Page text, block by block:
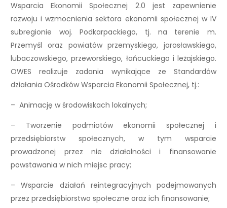
Wsparcia Ekonomii Społecznej 2.0 jest zapewnienie
rozwoju i wzmocnienia sektora ekonomii społecznej w IV
subregionie woj. Podkarpackiego, tj. na terenie m.
Przemyśl oraz powiatów przemyskiego, jarosławskiego,
lubaczowskiego, przeworskiego, łańcuckiego i leżajskiego.
OWES realizuje zadania wynikające ze Standardów
działania Ośrodków Wsparcia Ekonomii Społecznej, tj.:
– Animację w środowiskach lokalnych;
– Tworzenie podmiotów ekonomii społecznej i
przedsiębiorstw społecznych, w tym wsparcie
prowadzonej przez nie działalności i finansowanie
powstawania w nich miejsc pracy;
– Wsparcie działań reintegracyjnych podejmowanych
przez przedsiębiorstwo społeczne oraz ich finansowanie;